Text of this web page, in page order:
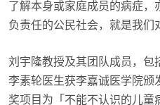
了解本身或家庭成员的病症
负责任的公民社会，就是我们
刘宇隆教授及其团队成员，包
李素轮医生获李嘉诚医学院颁
奖项目为「不能不认识的儿童